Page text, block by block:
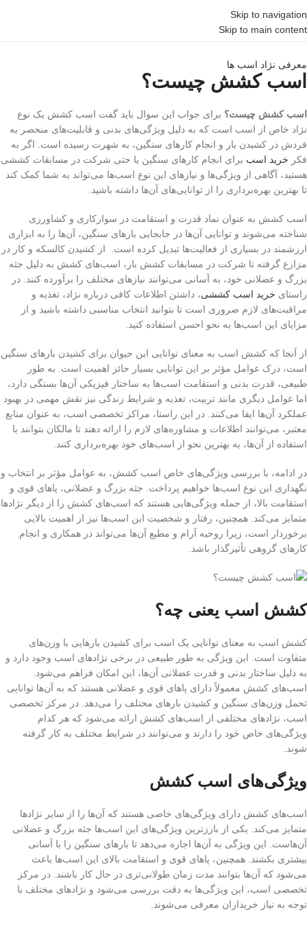
Skip to navigation
Skip to main content
معرفی نژاد اسب ها
اسب کشش چیست؟
اسب کشش چیست؟ برای جواب این سوال باید گفت اسب کشش یک نوع
نژاد خاص از اسب است که به دلیل ویژگی‌های بدنی و قابلیت‌های منحصر به
فردش در کشیدن بار و انجام کارهای سنگین، به شهرت رسیده است. اگر به
فکر خرید اسب برای انجام کارهای سنگین یا حتی شرکت در مسابقات کششی
هستید، آگاهی از ویژگی‌ها و نیازهای این نوع اسب‌ها می‌تواند به شما کمک کند
تا بهترین بهره‌برداری را از توانایی‌های آن‌ها داشته باشید.
اسب‌ کشش به عنوان نماد قدرت و استقامت در سوارکاری و کشاورزی
شناخته می‌شوند و توانایی آن‌ها در جابجایی بارهای سنگین، آن‌ها را به ابزاری
ارزشمند در بسیاری از فعالیت‌ها تبدیل کرده است. از کشیدن کالسکه و کار در
مزارع گرفته تا شرکت در مسابقات کشش بار، اسب‌های کشش به دلیل جثه
بزرگ و عضلانی خود، به آسانی می‌توانند نیازهای مختلف را برآورده کنند. در
راستای خرید اسب کششی، داشتن اطلاعات کافی درباره نژاد، تغذیه و
مراقبت‌های لازم ضروری است تا بتوانید انتخاب مناسبی داشته باشید و از
مزایای این اسب‌ها به نحو احسن استفاده کنید.
از آنجا که کشش اسب به معنای توانایی این حیوان برای کشیدن بارهای سنگین
است، درک عوامل مؤثر بر این توانایی بسیار حائز اهمیت است. به طور
طبیعی، قدرت بدنی و استقامت اسب‌ها به ساختار فیزیکی آن‌ها بستگی دارد،
اما عوامل دیگری مانند تربیت، تغذیه و شرایط زندگی نیز نقش مهمی در بهبود
عملکرد آن‌ها ایفا می‌کنند. در این راستا، مراکز تخصصی اسب، به عنوان منابع
معتبر، می‌توانند اطلاعات و مشاوره‌های لازم را ارائه دهند تا مالکان بتوانند با
استفاده از آن‌ها، به بهترین نحو از اسب‌های خود بهره‌برداری کنند.
در ادامه، با بررسی ویژگی‌های خاص اسب کشش، به عوامل مؤثر بر انتخاب و
نگهداری این نوع اسب‌ها خواهیم پرداخت. جثه بزرگ و عضلانی، پاهای قوی و
استقامت بالا، از جمله ویژگی‌هایی هستند که اسب‌های کشش را از دیگر نژادها
متمایز می‌کند. همچنین، رفتار و شخصیت این اسب‌ها نیز از اهمیت بالایی
برخوردار است، زیرا روحیه آرام و مطیع آن‌ها می‌تواند در همکاری و انجام
کارهای گروهی تأثیرگذار باشد.
کشش اسب یعنی چه؟
کشش اسب به معنای توانایی یک اسب برای کشیدن بارهایی با وزن‌های
متفاوت است. این ویژگی به طور طبیعی در برخی نژادهای اسب وجود دارد و
به دلیل ساختار بدنی و قدرت عضلانی آن‌ها، این امکان فراهم می‌شود.
اسب‌های کشش معمولاً دارای پاهای قوی و عضلانی هستند که به آن‌ها توانایی
تحمل وزن‌های سنگین و کشیدن بارهای مختلف را می‌دهد. در مرکز تخصصی
اسب، نژادهای مختلفی از اسب‌های کشش ارائه می‌شود که هر کدام
ویژگی‌های خاص خود را دارند و می‌توانند در شرایط مختلف به کار گرفته
شوند.
ویژگی‌های اسب کشش
اسب‌های کشش دارای ویژگی‌های خاصی هستند که آن‌ها را از سایر نژادها
متمایز می‌کند. یکی از بارزترین ویژگی‌های این اسب‌ها جثه بزرگ و عضلانی
آن‌هاست. این ویژگی به آن‌ها اجازه می‌دهد تا بارهای سنگین را با آسانی
بیشتری بکشند. همچنین، پاهای قوی و استقامت بالای این اسب‌ها باعث
می‌شود که آن‌ها بتوانند مدت زمان طولانی‌تری در حال کار باشند. در مرکز
تخصصی اسب، این ویژگی‌ها به دقت بررسی می‌شود و نژادهای مختلف با
توجه به نیاز خریداران معرفی می‌شوند.